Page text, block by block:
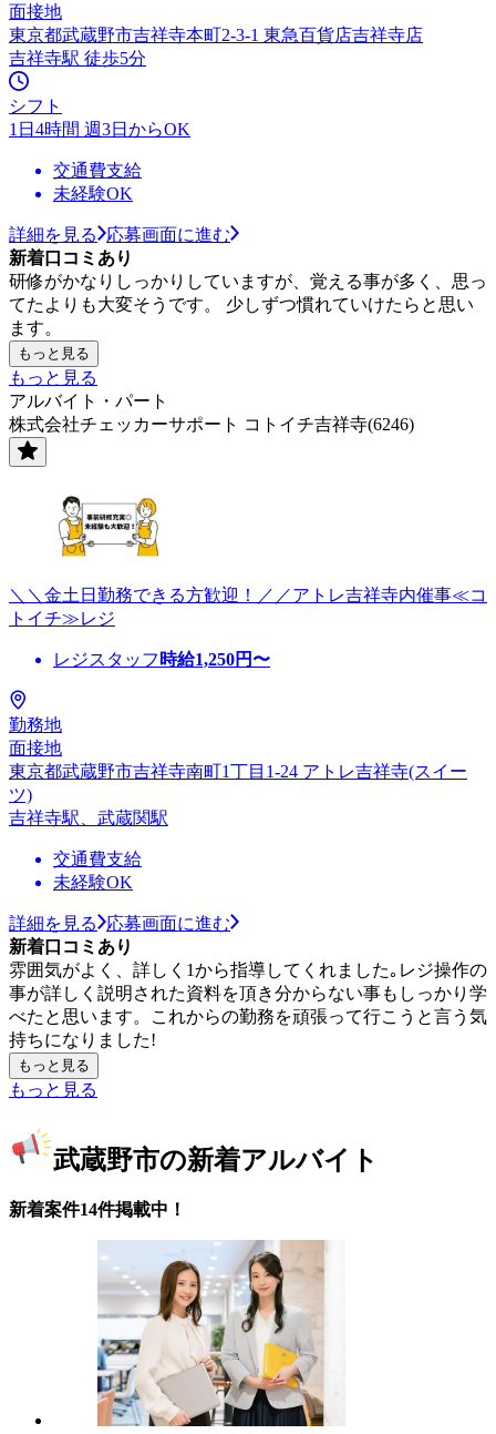
面接地
東京都武蔵野市吉祥寺本町2-3-1 東急百貨店吉祥寺店
吉祥寺駅 徒歩5分
シフト
1日4時間 週3日からOK
交通費支給
未経験OK
詳細を見る
応募画面に進む
新着口コミあり
研修がかなりしっかりしていますが、覚える事が多く、思っ
てたよりも大変そうです。 少しずつ慣れていけたらと思い
ます。
もっと見る
もっと見る
アルバイト・パート
株式会社チェッカーサポート コトイチ吉祥寺(6246)
＼＼金土日勤務できる方歓迎！／／アトレ吉祥寺内催事≪コ
トイチ≫レジ
レジスタッフ 時給1,250円〜
勤務地
面接地
東京都武蔵野市吉祥寺南町1丁目1-24 アトレ吉祥寺(スイー
ツ)
吉祥寺駅、武蔵関駅
交通費支給
未経験OK
詳細を見る
応募画面に進む
新着口コミあり
雰囲気がよく、詳しく1から指導してくれました｡レジ操作の
事が詳しく説明された資料を頂き分からない事もしっかり学
べたと思います。これからの勤務を頑張って行こうと言う気
持ちになりました!
もっと見る
もっと見る
武蔵野市の新着アルバイト
新着案件14件掲載中！